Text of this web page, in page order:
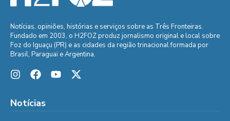
Notícias, opiniões, histórias e serviços sobre as Três Fronteiras.
Fundado em 2003, o H2FOZ produz jornalismo original e local sobre
Foz do Iguaçu (PR) e as cidades da região trinacional formada por
Brasil, Paraguai e Argentina.
Notícias